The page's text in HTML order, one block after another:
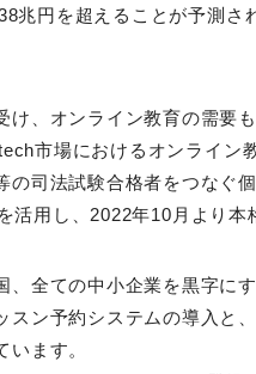
兆円を超えることが予測
け、オンライン教育の需要
市場におけるオンライン
の司法試験合格者をつなぐ
活用し、2022年10月より本
、全ての中小企業を黒字に
スン予約システムの導入と
ます。